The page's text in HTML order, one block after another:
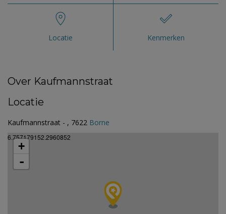
Locatie Kenmerken
Over Kaufmannstraat
Locatie
Kaufmannstraat - , 7622 Borne
6.757179152.2960852
+
-